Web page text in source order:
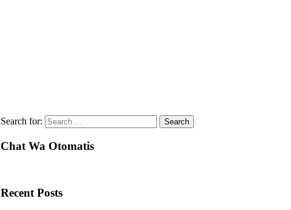
Search for:
Chat Wa Otomatis
Recent Posts